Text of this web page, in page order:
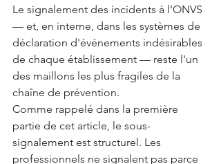
Le signalement des incidents à l'ONVS
— et, en interne, dans les systèmes de
déclaration d'événements indésirables
de chaque établissement — reste l'un
des maillons les plus fragiles de la
chaîne de prévention.
Comme rappelé dans la première
partie de cet article, le sous-
signalement est structurel. Les
professionnels ne signalent pas parce